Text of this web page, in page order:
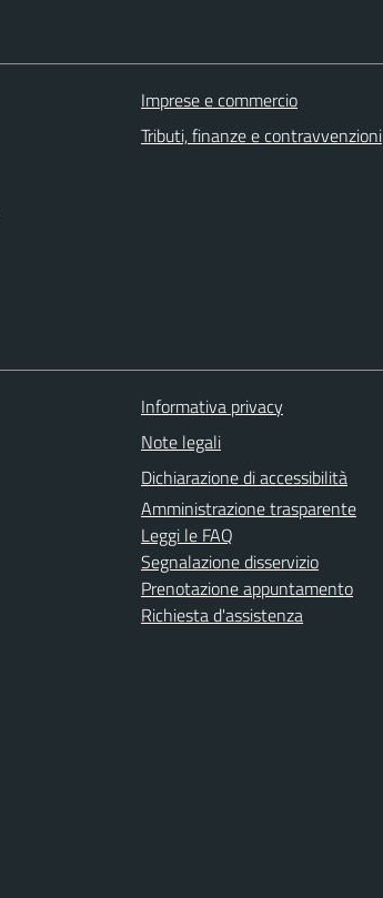
Imprese e commercio
Tributi, finanze e contravvenzioni
Informativa privacy
Note legali
Dichiarazione di accessibilità
Amministrazione trasparente
Leggi le FAQ
Segnalazione disservizio
Prenotazione appuntamento
Richiesta d'assistenza